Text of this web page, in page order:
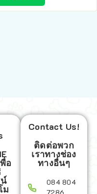
อ
ม
Contact Us!
ติดต่อพวก
เราทางช่อง
ทางอื่นๆ
084 804